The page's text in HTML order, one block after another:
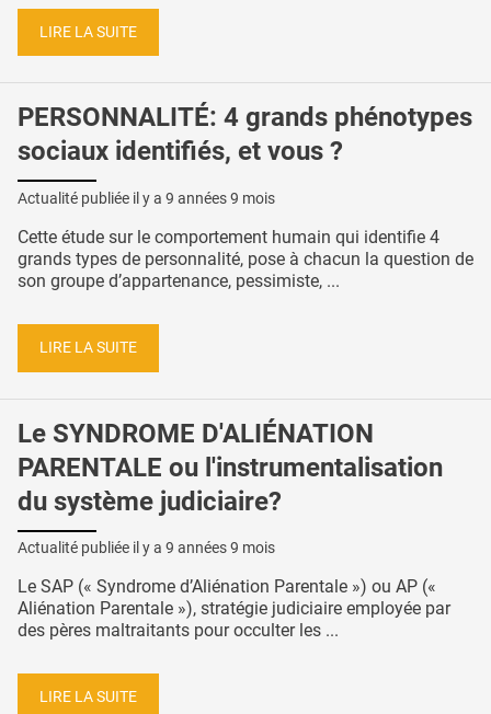
LIRE LA SUITE
PERSONNALITÉ: 4 grands phénotypes
sociaux identifiés, et vous ?
Actualité publiée il y a 9 années 9 mois
Cette étude sur le comportement humain qui identifie 4
grands types de personnalité, pose à chacun la question de
son groupe d’appartenance, pessimiste, ...
LIRE LA SUITE
Le SYNDROME D'ALIÉNATION
PARENTALE ou l'instrumentalisation
du système judiciaire?
Actualité publiée il y a 9 années 9 mois
Le SAP (« Syndrome d’Aliénation Parentale ») ou AP («
Aliénation Parentale »), stratégie judiciaire employée par
des pères maltraitants pour occulter les ...
LIRE LA SUITE